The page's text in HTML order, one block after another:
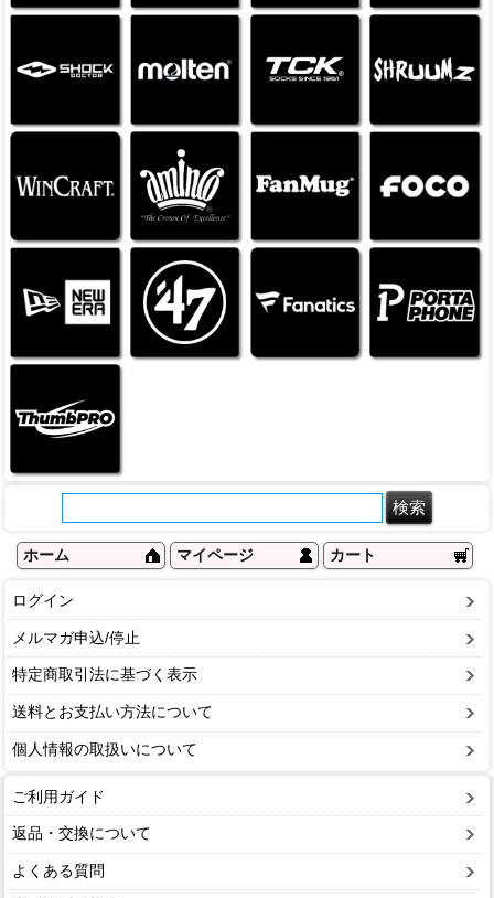
ホーム マイページ カート
ログイン
メルマガ申込/停止
特定商取引法に基づく表示
送料とお支払い方法について
個人情報の取扱いについて
ご利用ガイド
返品・交換について
よくある質問